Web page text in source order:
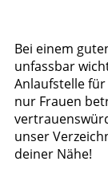
Bei einem
unfassbar
Anlaufstelle
nur Frauen
unser
deiner Nähe!